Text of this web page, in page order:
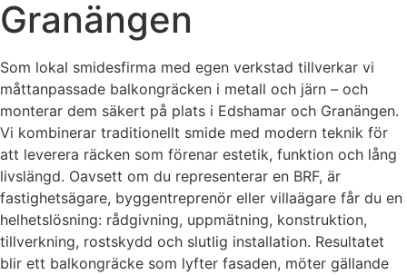
Granängen
Som lokal smidesfirma med egen verkstad tillverkar vi
måttanpassade balkongräcken i metall och järn – och
monterar dem säkert på plats i Edshamar och Granängen.
Vi kombinerar traditionellt smide med modern teknik för
att leverera räcken som förenar estetik, funktion och lång
livslängd. Oavsett om du representerar en BRF, är
fastighetsägare, byggentreprenör eller villaägare får du en
helhetslösning: rådgivning, uppmätning, konstruktion,
tillverkning, rostskydd och slutlig installation. Resultatet
blir ett balkongräcke som lyfter fasaden, möter gällande